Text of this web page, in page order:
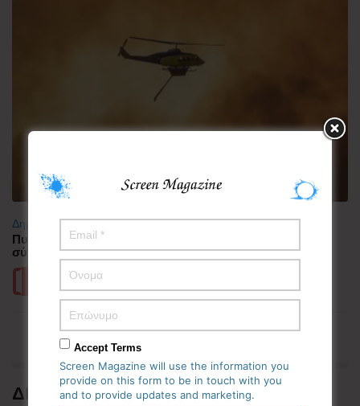
Δημοφιλή
Πυρκαγιά στη Δυτική Αττική – Ερευνώνται τα αίτια της
σύγκρουσης των δύο ελικοπτέρων
Περισσότερα
ΔΗΜΟΦΙΛΗ
Accept Terms
Screen Magazine will use the information you
provide on this form to be in touch with you
and to provide updates and marketing.